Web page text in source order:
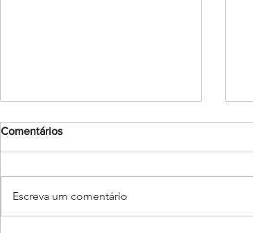
Comentários
Escreva um comentário